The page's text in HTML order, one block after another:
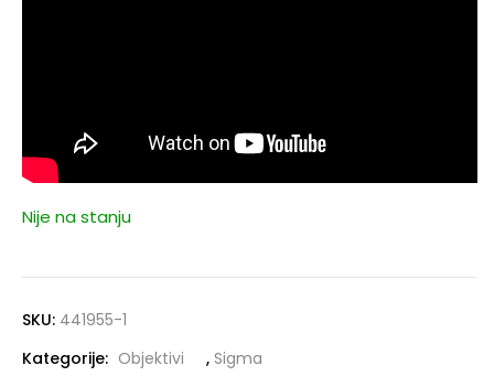
Nije na stanju
SKU: 441955-1
Kategorije: Objektivi , Sigma